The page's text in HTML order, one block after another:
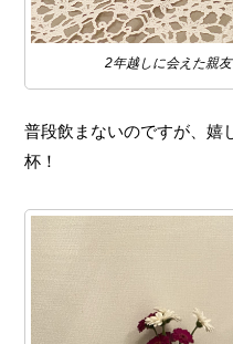
2年越しに会えた親
普段飲まないのですが、嬉
杯！